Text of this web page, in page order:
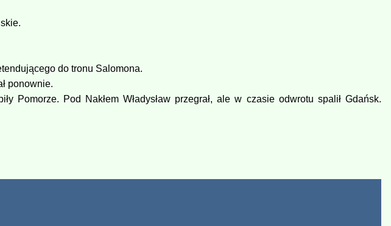
do tronu Salomona.
ponownie.
Pomorze. Pod Nakłem Władysław przegrał, ale w czasie odwrotu spalił Gdańsk.